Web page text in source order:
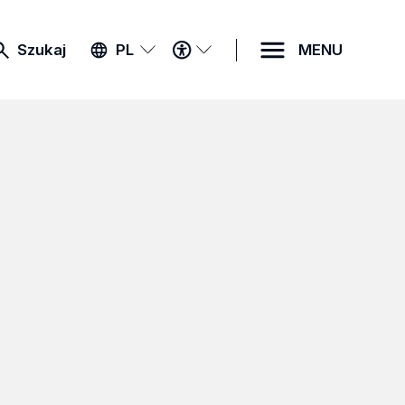
Szukaj PL
MENU
DOSTĘPNOŚCI
MENU